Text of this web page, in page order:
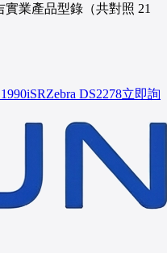
業產品型錄（共對照 21
Zebra DS2278立即詢